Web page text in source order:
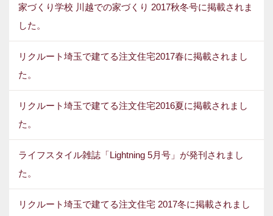
家づくり学校 川越での家づくり 2017秋冬号に掲載されま
した。
リクルート埼玉で建てる注文住宅2017春に掲載されまし
た。
リクルート埼玉で建てる注文住宅2016夏に掲載されまし
た。
ライフスタイル雑誌「Lightning 5月号」が発刊されまし
た。
リクルート埼玉で建てる注文住宅 2017冬に掲載されまし